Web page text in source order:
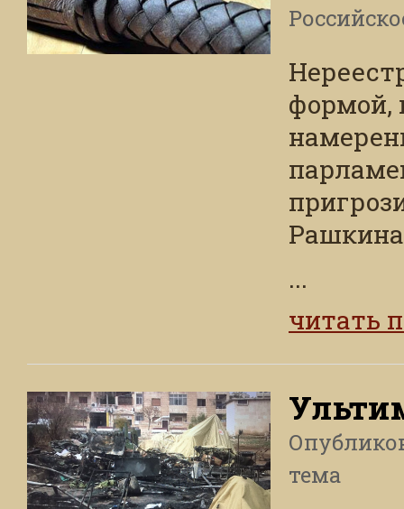
формой,
...
читать
тема